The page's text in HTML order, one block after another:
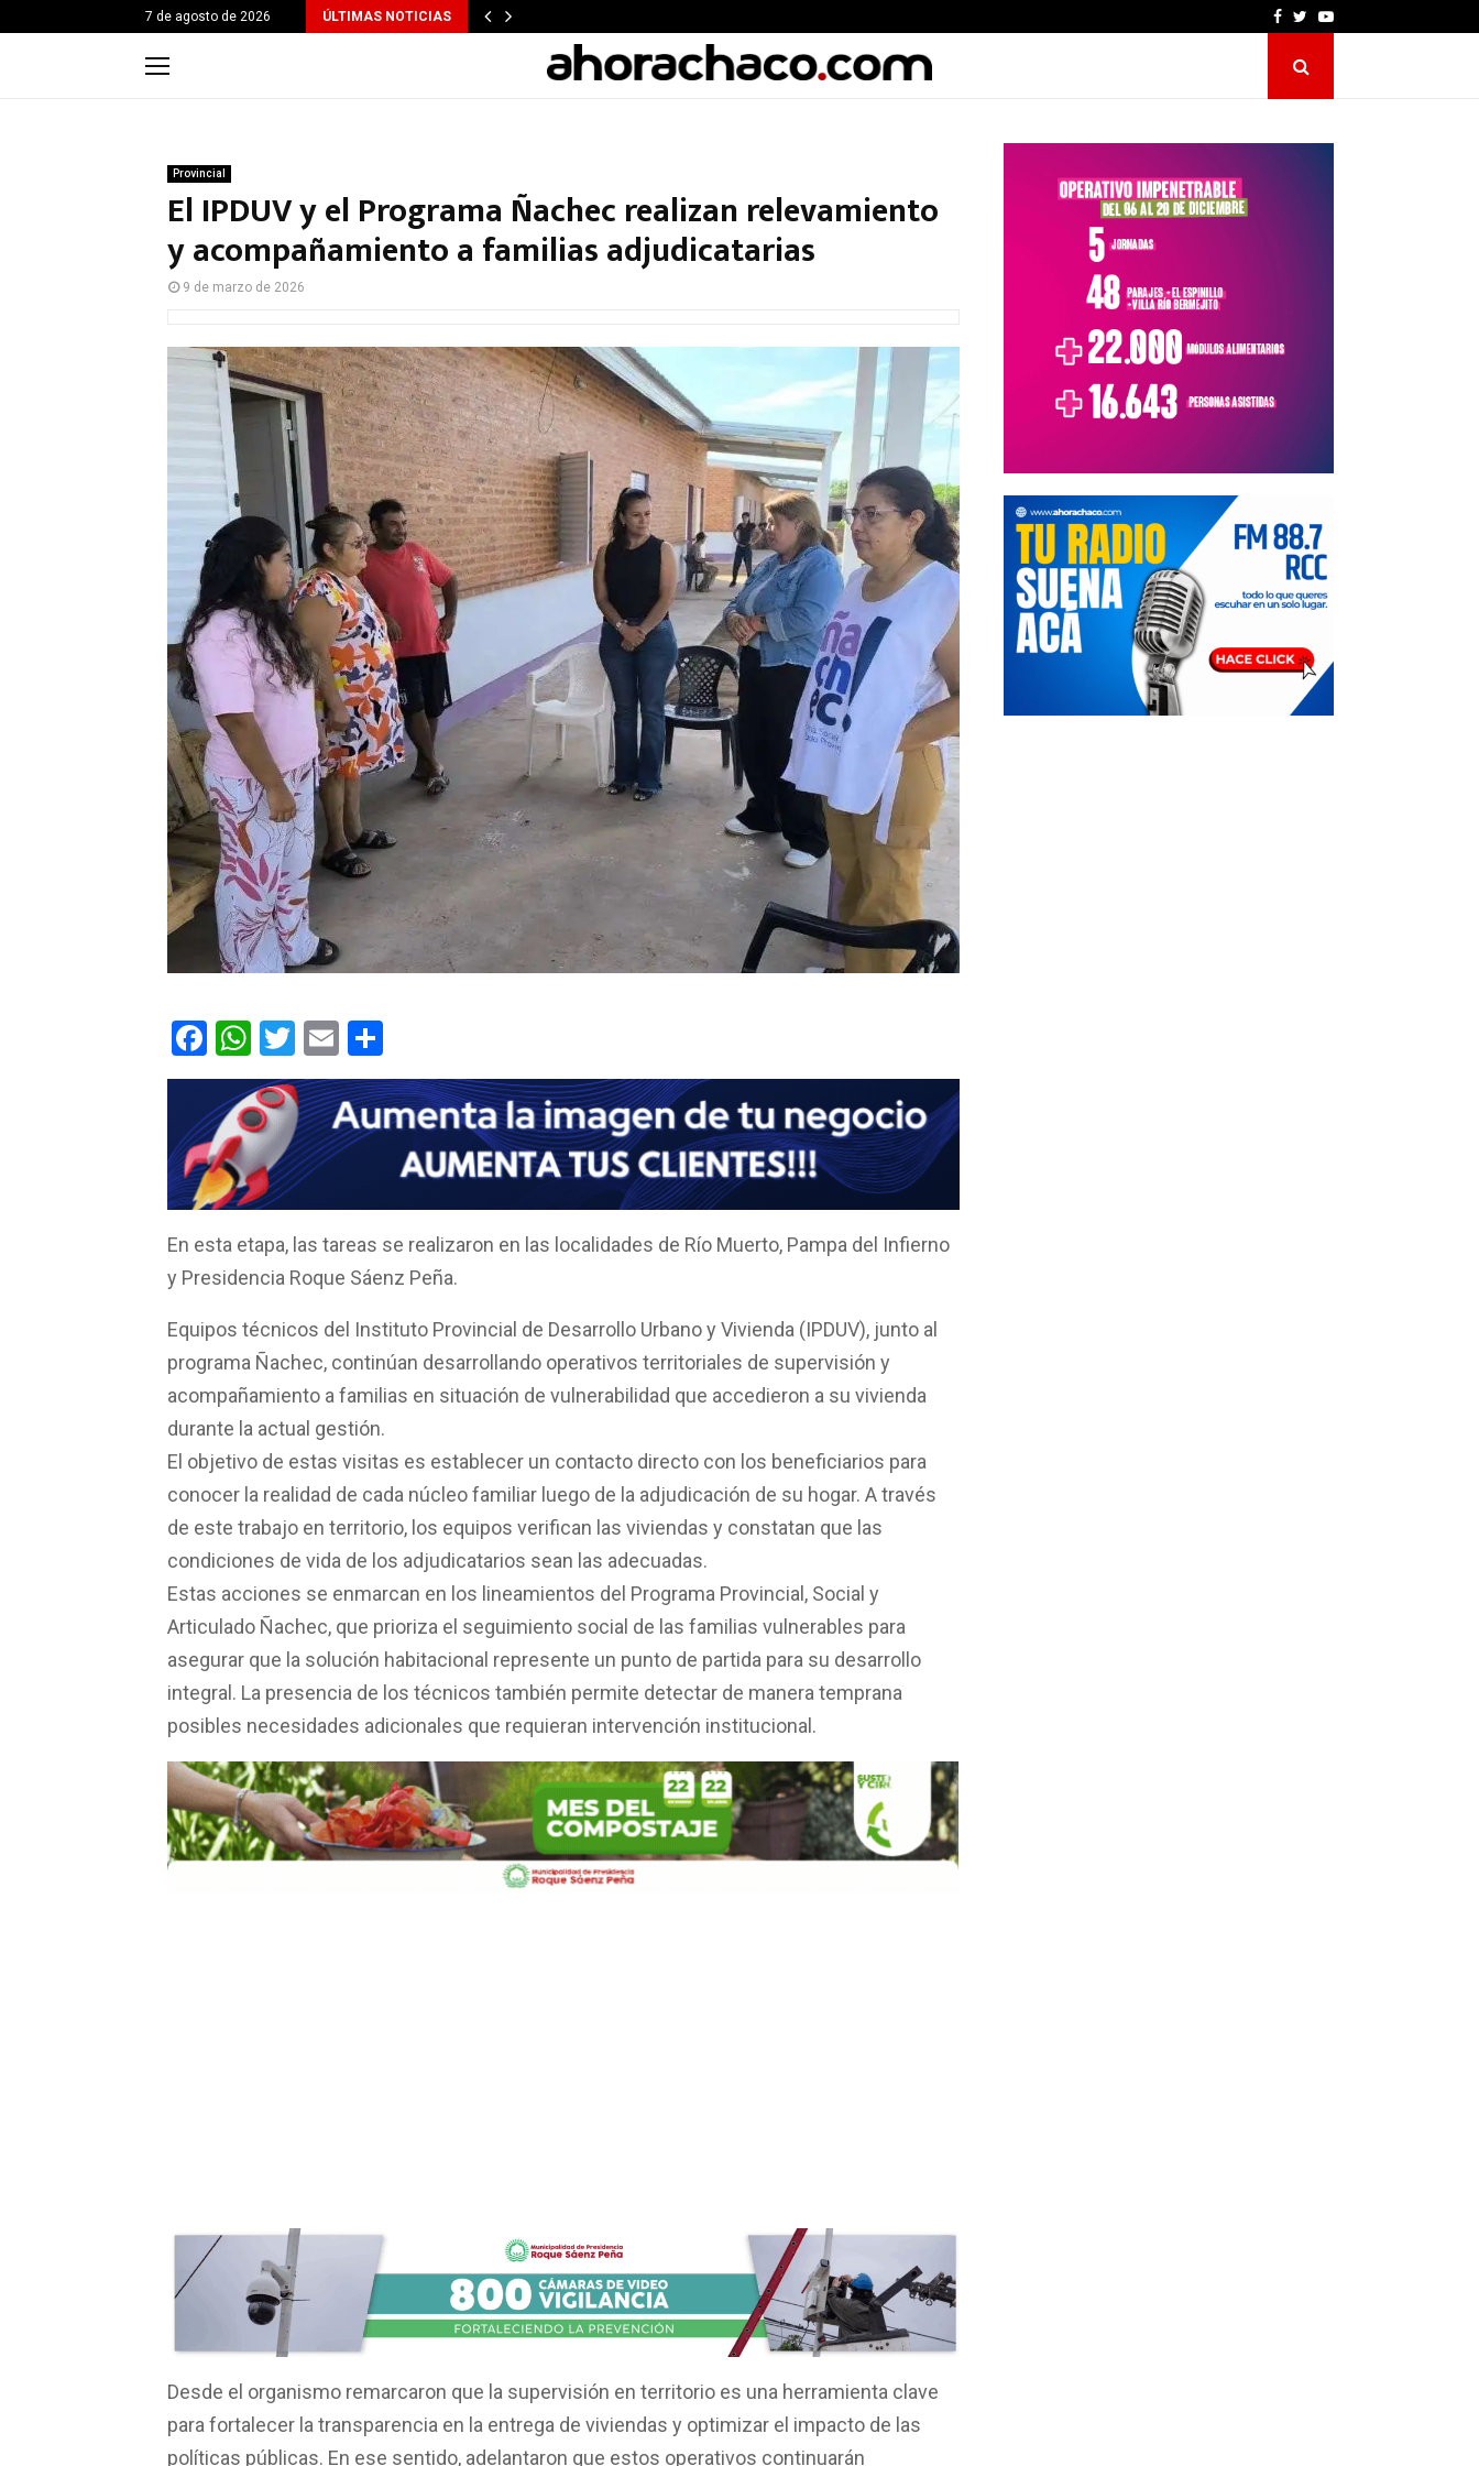
7 de agosto de 2026 ÚLTIMAS NOTICIAS Facebook
TwitterYoutube
Provincial
El IPDUV y el Programa Ñachec realizan relevamiento
y acompañamiento a familias adjudicatarias
9 de marzo de 2026
F
a
ce
b
o
o
k
W
h
at
s
A
p
p
T
wi
tt
er
E
m
ail
o
m
p
ar
tir
En esta etapa, las tareas se realizaron en las localidades de Río Muerto, Pampa del Infierno
y Presidencia Roque Sáenz Peña.
Equipos técnicos del Instituto Provincial de Desarrollo Urbano y Vivienda (IPDUV), junto al
programa Ñachec, continúan desarrollando operativos territoriales de supervisión y
acompañamiento a familias en situación de vulnerabilidad que accedieron a su vivienda
durante la actual gestión.
El objetivo de estas visitas es establecer un contacto directo con los beneficiarios para
conocer la realidad de cada núcleo familiar luego de la adjudicación de su hogar. A través
de este trabajo en territorio, los equipos verifican las viviendas y constatan que las
condiciones de vida de los adjudicatarios sean las adecuadas.
Estas acciones se enmarcan en los lineamientos del Programa Provincial, Social y
Articulado Ñachec, que prioriza el seguimiento social de las familias vulnerables para
asegurar que la solución habitacional represente un punto de partida para su desarrollo
integral. La presencia de los técnicos también permite detectar de manera temprana
posibles necesidades adicionales que requieran intervención institucional.
Desde el organismo remarcaron que la supervisión en territorio es una herramienta clave
para fortalecer la transparencia en la entrega de viviendas y optimizar el impacto de las
políticas públicas. En ese sentido, adelantaron que estos operativos continuarán